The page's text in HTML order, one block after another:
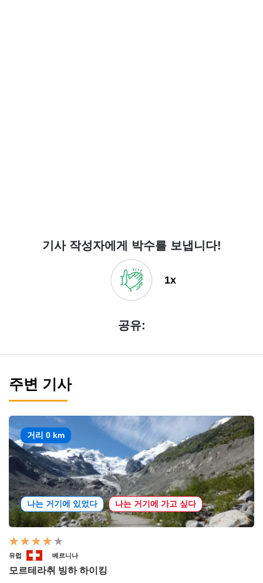
기사 작성자에게 박수를 보냅니다!
1x
공유:
주변 기사
거리 0 km
나는 거기에 있었다 나는 거기에 가고 싶다
유럽 베르니나
모르테라취 빙하 하이킹